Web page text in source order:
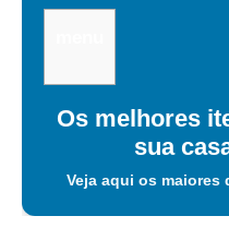
Os melhores
sua
Veja aqui os maiores